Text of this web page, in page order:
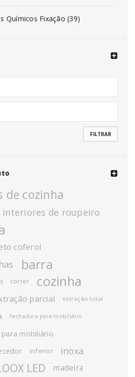
Químicos Fixação (39)
FILTRAR
de cozinha
interiores de roupeiro
coferol
barra
correr cozinha
parcial extração total
fechadura para mobiliário
mobiliário
inferior inoxa
LED madeira